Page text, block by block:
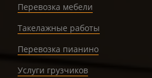
Перевозка мебели
Такелажные работы
Перевозка пианино
Услуги грузчиков